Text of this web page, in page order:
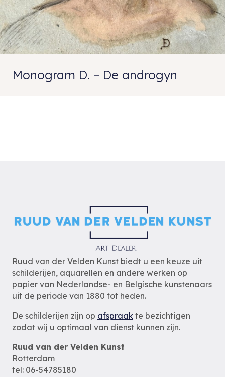
Monogram D. – De androgyn
Ruud van der Velden Kunst biedt u een keuze uit
schilderijen, aquarellen en andere werken op
papier van Nederlandse- en Belgische kunstenaars
uit de periode van 1880 tot heden.
De schilderijen zijn op afspraak te bezichtigen
zodat wij u optimaal van dienst kunnen zijn.
Ruud van der Velden Kunst
Rotterdam
tel: 06-54785180